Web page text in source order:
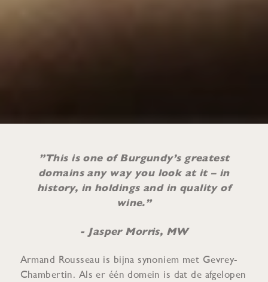
”This is one of Burgundy’s greatest
domains any way you look at it – in
history, in holdings and in quality of
wine.”
- Jasper Morris, MW
Armand Rousseau is bijna synoniem met Gevrey-
Chambertin. Als er één domein is dat de afgelopen